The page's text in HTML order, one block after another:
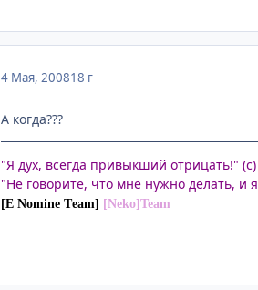
4 Мая, 200818 г
А когда???
"Я дух, всегда привыкший отрицать!" (с)
"Не говорите, что мне нужно делать, и
[E Nomine Тeam] [Neko]Team